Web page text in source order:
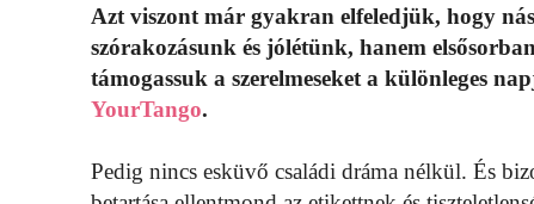
Azt viszont már gyakran elfeledjük, hogy
szórakozásunk és jólétünk, hanem
támogassuk a szerelmeseket a különleges
YourTango.
Pedig nincs esküvő családi dráma nélkül. És